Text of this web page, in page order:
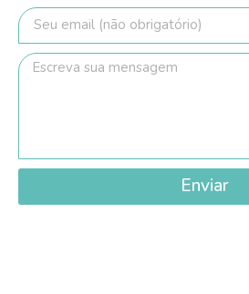
Enviar